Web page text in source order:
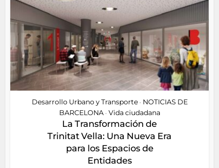
Desarrollo Urbano y Transporte • NOTICIAS DE
BARCELONA • Vida ciudadana
La Transformación de
Trinitat Vella: Una Nueva Era
para los Espacios de
Entidades